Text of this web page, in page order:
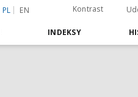
PL EN Kontrast
INDEKSY